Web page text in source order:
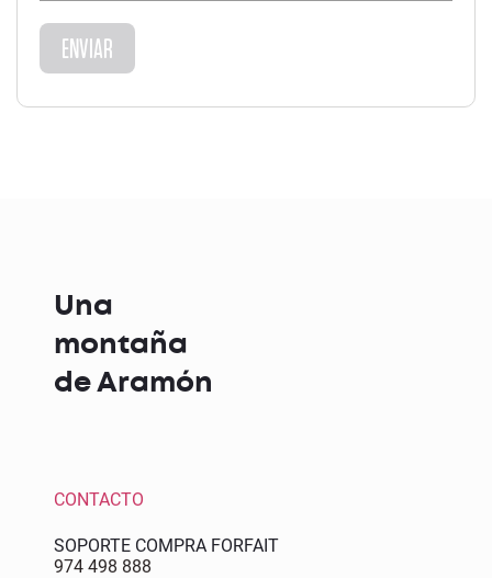
Una
montaña
de Aramón
CONTACTO
SOPORTE COMPRA FORFAIT
974 498 888